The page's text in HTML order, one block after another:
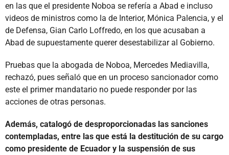
en las que el presidente Noboa se refería a Abad e incluso
videos de ministros como la de Interior, Mónica Palencia, y el
de Defensa, Gian Carlo Loffredo, en los que acusaban a
Abad de supuestamente querer desestabilizar al Gobierno.
Pruebas que la abogada de Noboa, Mercedes Mediavilla,
rechazó, pues señaló que en un proceso sancionador como
este el primer mandatario no puede responder por las
acciones de otras personas.
Además, catalogó de desproporcionadas las sanciones
contempladas, entre las que está la destitución de su cargo
como presidente de Ecuador y la suspensión de sus